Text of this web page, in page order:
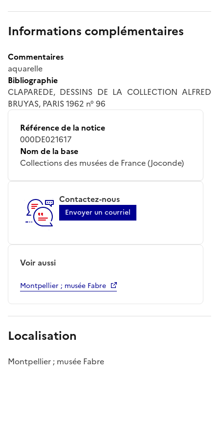
Informations complémentaires
Commentaires
aquarelle
Bibliographie
CLAPAREDE, DESSINS DE LA COLLECTION ALFRED
BRUYAS, PARIS 1962 n° 96
Référence de la notice
000DE021617
Nom de la base
Collections des musées de France (Joconde)
Contactez-nous
Envoyer un courriel
Voir aussi
Montpellier ; musée Fabre
Localisation
Montpellier ; musée Fabre